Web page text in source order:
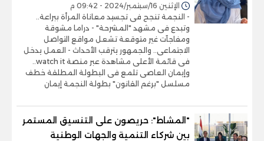
الإثنين 16/سبتمبر/2024 - 09:42 م
- النجمة تنجح فى تجسيد معاناة المرأة ببراعة..
وتبدع فى مشهد "المشرحة" - دراما مشوقة
ومفاجآت غير متوقعة تشعل مواقع التواصل
الاجتماعى.. والجمهور يترقب الأحداث - العمل يدخل
وإيمان العاصى تلمع فى البطولة المطلقة خطف
مسلسل "برغم القانون" بطولة النجمة إيمان
"المشاط": حريصون على التنسيق المستمر
بين شركاء التنمية والجهات الوطنية